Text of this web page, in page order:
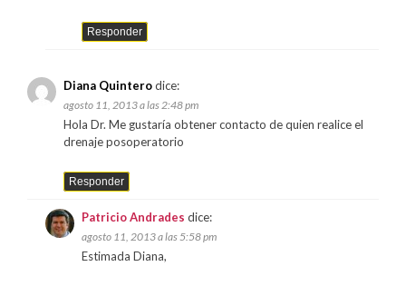
Responder
Diana Quinterodice:
agosto 11, 2013 a las 2:48 pm
Hola Dr. Me gustaría obtener contacto de quien realice el
drenaje posoperatorio
Responder
Patricio Andrades dice:
agosto 11, 2013 a las 5:58 pm
Estimada Diana,